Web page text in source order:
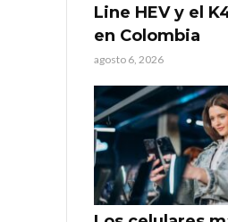
Line HEV y el
en Colombia
agosto 6, 2026